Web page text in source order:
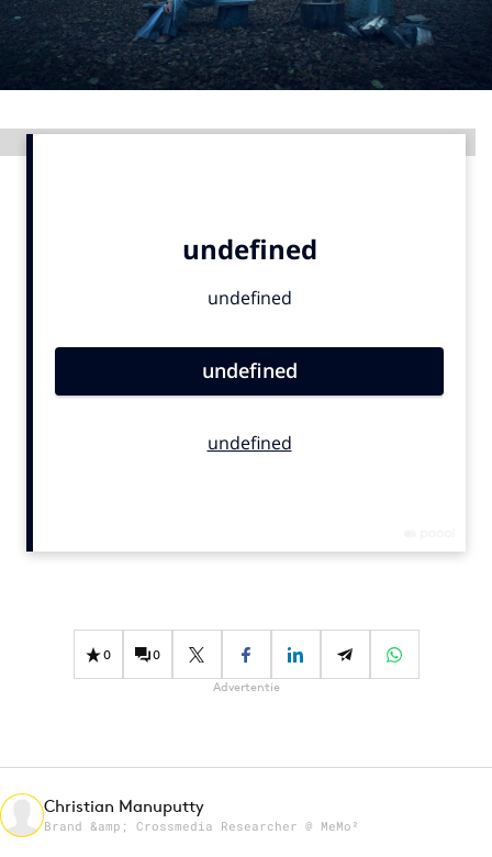
9 sept: GenAI-training
12 nov: MarketingLive!
Adverteren
Events
Opleidingen
Artificial Intelligence
Influencer marketing
Interne communicatie
Martech
0 0
Advertentie
Christian Manuputty
Brand &amp; Crossmedia Researcher @ MeMo²